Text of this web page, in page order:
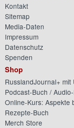
Kontakt
Sitemap
Media-Daten
Impressum
Datenschutz
Spenden
Shop
RusslandJournal+
Podcast-Buch /
Online-Kurs: Aspekte
Rezepte-Buch
Merch Store